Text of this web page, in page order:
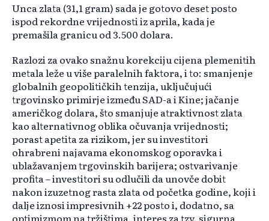
Unca zlata (31,1 gram) sada je gotovo deset posto
ispod rekordne vrijednosti iz aprila, kada je
premašila granicu od 3.500 dolara.
Razlozi za ovako snažnu korekciju cijena plemenitih
metala leže u više paralelnih faktora, i to: smanjenje
globalnih geopolitičkih tenzija, uključujući
trgovinsko primirje između SAD-a i Kine; jačanje
američkog dolara, što smanjuje atraktivnost zlata
kao alternativnog oblika očuvanja vrijednosti;
porast apetita za rizikom, jer su investitori
ohrabreni najavama ekonomskog oporavka i
ublažavanjem trgovinskih barijera; ostvarivanje
profita – investitori su odlučili da unovče dobit
nakon izuzetnog rasta zlata od početka godine, koji i
dalje iznosi impresivnih +22 posto i, dodatno, sa